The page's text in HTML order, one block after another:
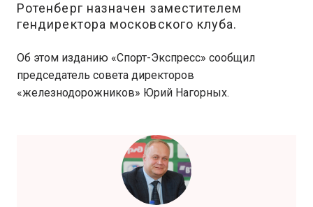
Ротенберг назначен заместителем
гендиректора московского клуба.
Об этом изданию «Спорт-Экспресс» сообщил
председатель совета директоров
«железнодорожников» Юрий Нагорных.